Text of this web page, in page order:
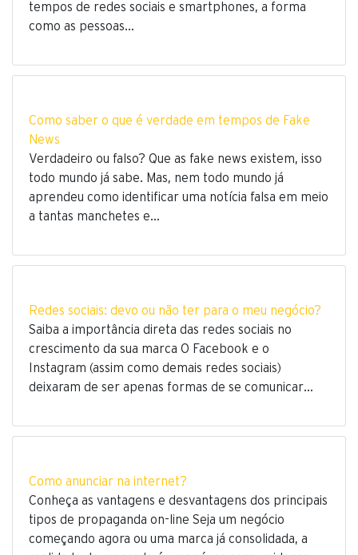
tempos de redes sociais e smartphones, a forma
como as pessoas…
Como saber o que é verdade em tempos de Fake
News
Verdadeiro ou falso? Que as fake news existem, isso
todo mundo já sabe. Mas, nem todo mundo já
aprendeu como identificar uma notícia falsa em meio
a tantas manchetes e…
Redes sociais: devo ou não ter para o meu negócio?
Saiba a importância direta das redes sociais no
crescimento da sua marca O Facebook e o
Instagram (assim como demais redes sociais)
deixaram de ser apenas formas de se comunicar…
Como anunciar na internet?
Conheça as vantagens e desvantagens dos principais
tipos de propaganda on-line Seja um negócio
começando agora ou uma marca já consolidada, a